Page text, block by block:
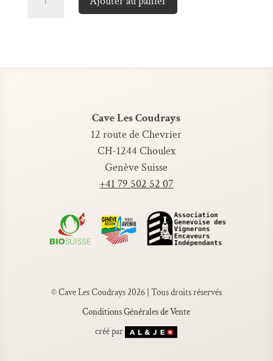
Cave Les Coudrays
12 route de Chevrier
CH-1244 Choulex
Genève Suisse
+41 79 502 52 07
© Cave Les Coudrays 2026 | Tous droits réservés
Conditions Générales de Vente
créé par